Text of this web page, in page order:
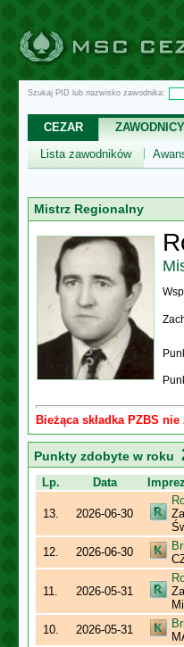
Szukaj PID lub nazwisko zawodnika:
CEZAR ZAWODNICY
Lista zawodników
Mistrz Regionalny
Bieżąca składka PZBS nie
Punkty zdobyte w roku
Lp. Data
13. 2026-06-30
12.
2026-06-30
11. 2026-05-31
10.
2026-05-31